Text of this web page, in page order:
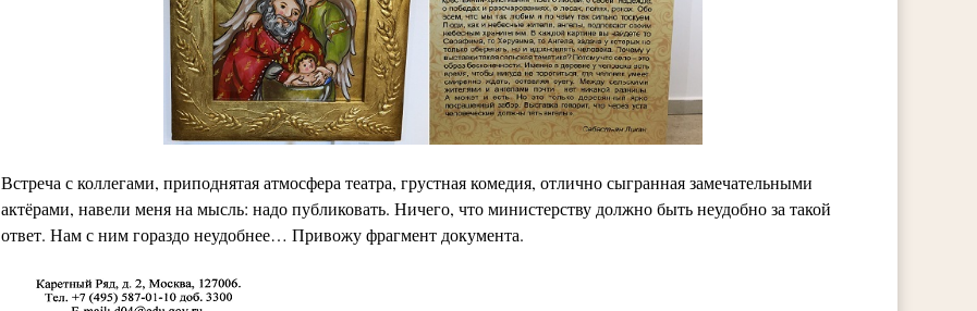
Встреча с коллегами, приподнятая атмосфера театра, грустная комедия, отлично сыгранная замечательными
актёрами, навели меня на мысль: надо публиковать. Ничего, что министерству должно быть неудобно за такой
ответ. Нам с ним гораздо неудобнее… Привожу фрагмент документа.